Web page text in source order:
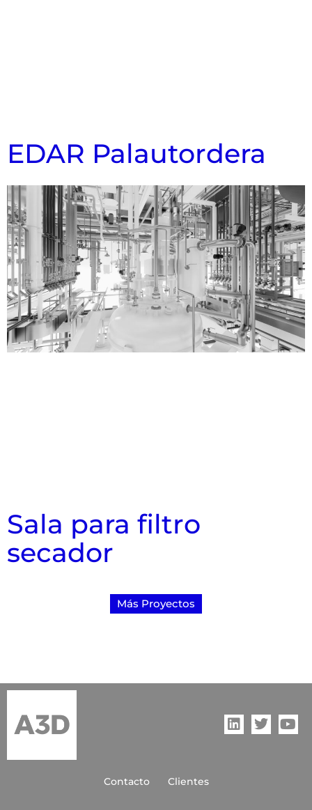
EDAR Palautordera
Sala para filtro
secador
Más Proyectos
Contacto Clientes